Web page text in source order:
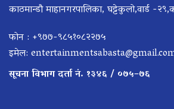
काठमान्डौ माहानगरपालिका, घट्टेकुलो,वार्ड -
फोन : +९७७-९८५१०८२२७५
इमेल:
सूचना विभाग दर्ता नं. १३४६ / ०७५–७६